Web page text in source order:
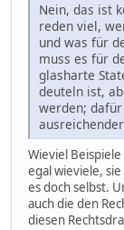
Nein, das ist
reden viel,
und was für
muss es für
glasharte
deuteln ist,
werden;
Wieviel
egal wieviele,
es doch selbst.
auch die den
diesen